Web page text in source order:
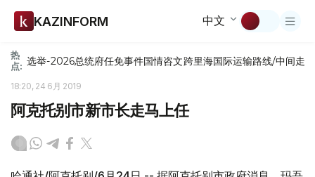
KAZINFORM 中文
热
点: 选举-2026总统府任免事件国情咨文跨里海国际运输路线/中间走廊
18:20, 24 6月 2019
阿克托别市新市长走马上任